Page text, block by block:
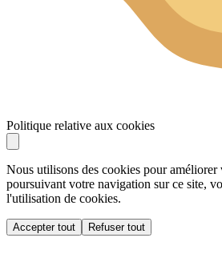
Politique relative aux cookies
Nous utilisons des cookies pour améliorer
poursuivant votre navigation sur ce site,
l'utilisation de cookies.
Accepter tout Refuser tout